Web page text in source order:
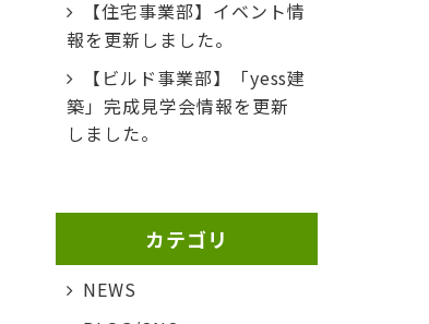
【住宅事業部】イベント情
報を更新しました。
【ビルド事業部】「yess建
築」完成見学会情報を更新
しました。
カテゴリ
NEWS